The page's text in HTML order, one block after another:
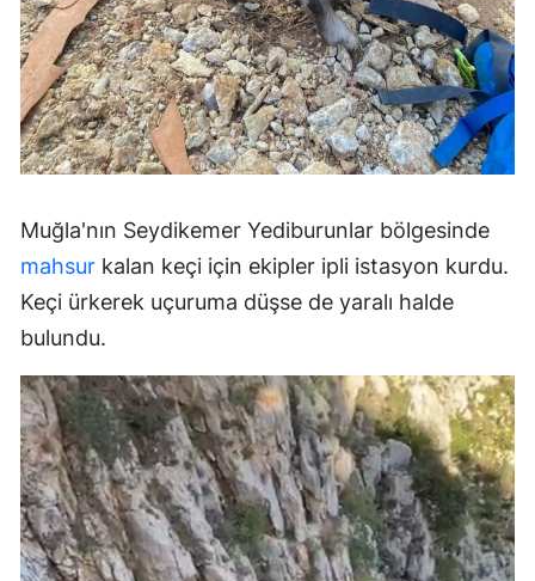
Muğla'nın Seydikemer Yediburunlar bölgesinde
mahsur kalan keçi için ekipler ipli istasyon kurdu.
Keçi ürkerek uçuruma düşse de yaralı halde
bulundu.